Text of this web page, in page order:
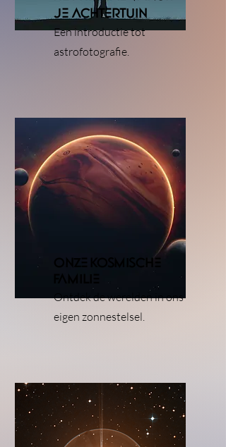
je achtertuin
Een introductie tot
astrofotografie.
onze kosmische
Ontdek de werelden in ons
eigen zonnestelsel.